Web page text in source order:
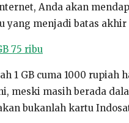
Anda akan
menjadi batas
75 ribu
1 GB cuma 1000
masih berada
bukanlah kartu